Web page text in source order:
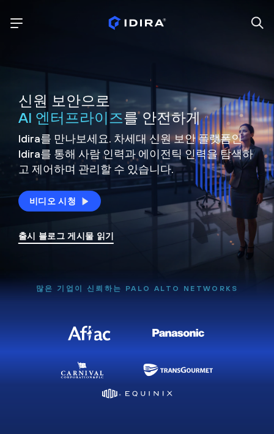
신원 보안으로
AI 엔터프라이즈를 안전하게
Idira를 만나보세요. 차세대 신원보안 플랫폼인
Idira를 통해 사람 인력과 에이전틱 인력을탐색하
고 제어하며 관리할 수 있습니다.
비디오 시청
출시 블로그 게시물 읽기
많은 기업이 신뢰하는 PALO ALTO NETWORKS